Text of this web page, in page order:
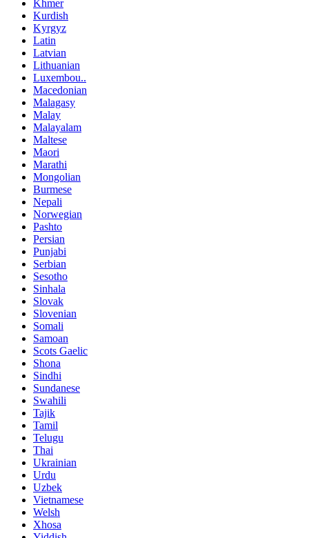
Khmer
Kurdish
Kyrgyz
Latin
Latvian
Lithuanian
Luxembou..
Macedonian
Malagasy
Malay
Malayalam
Maltese
Maori
Marathi
Mongolian
Burmese
Nepali
Norwegian
Pashto
Persian
Punjabi
Serbian
Sesotho
Sinhala
Slovak
Slovenian
Somali
Samoan
Scots Gaelic
Shona
Sindhi
Sundanese
Swahili
Tajik
Tamil
Telugu
Thai
Ukrainian
Urdu
Uzbek
Vietnamese
Welsh
Xhosa